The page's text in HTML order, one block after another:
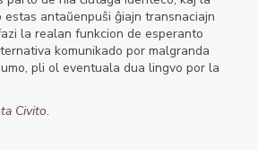
estas antaŭenpuŝi ĝiajn transnaciajn
la realan funkcion de esperanto
komunikado por malgranda
pli ol eventuala dua lingvo por la
Civito.